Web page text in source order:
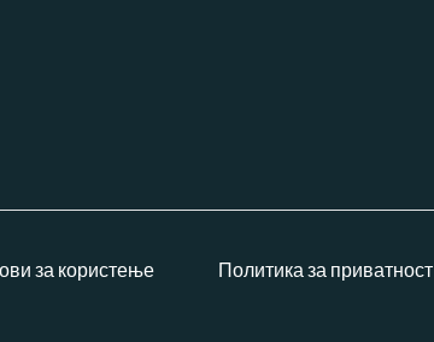
за користење Политика за приватност